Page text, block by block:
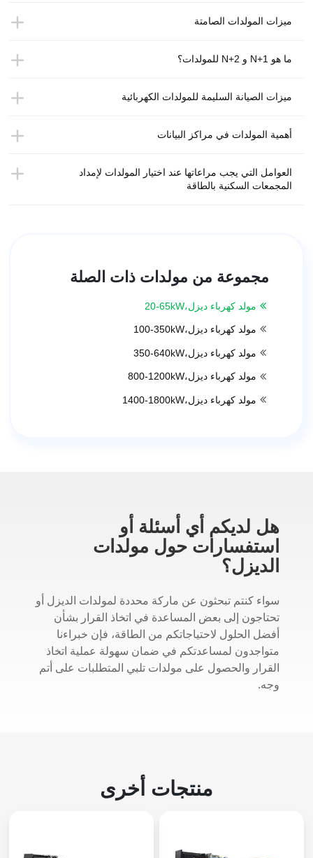
ميزات المولدات الصامتة
ما هو N+1 و N+2 للمولدات؟
ميزات الصيانة السليمة للمولدات الكهربائية
أهمية المولدات في مراكز البيانات
العوامل التي يجب مراعاتها عند اختيار المولدات لإمداد
المجمعات السكنية بالطاقة
مجموعة من مولدات ذات الصلة
مولد كهرباء ديزل،20-65kW
مولد كهرباء ديزل،100-350kW
مولد كهرباء ديزل،350-640kW
مولد كهرباء ديزل،800-1200kW
مولد كهرباء ديزل،1400-1800kW
هل لديكم أي أسئلة أو
استفسارات حول مولدات
الديزل؟
سواء كنتم تبحثون عن ماركة محددة لمولدات الديزل أو
تحتاجون إلى بعض المساعدة في اتخاذ القرار بشأن
أفضل الحلول لاحتياجاتكم من الطاقة، فإن خبراءنا
متواجدون لمساعدتكم في ضمان سهولة عملية اتخاذ
القرار والحصول على مولدات تلبي المتطلبات على أتم
وجه.
منتجات أخرى